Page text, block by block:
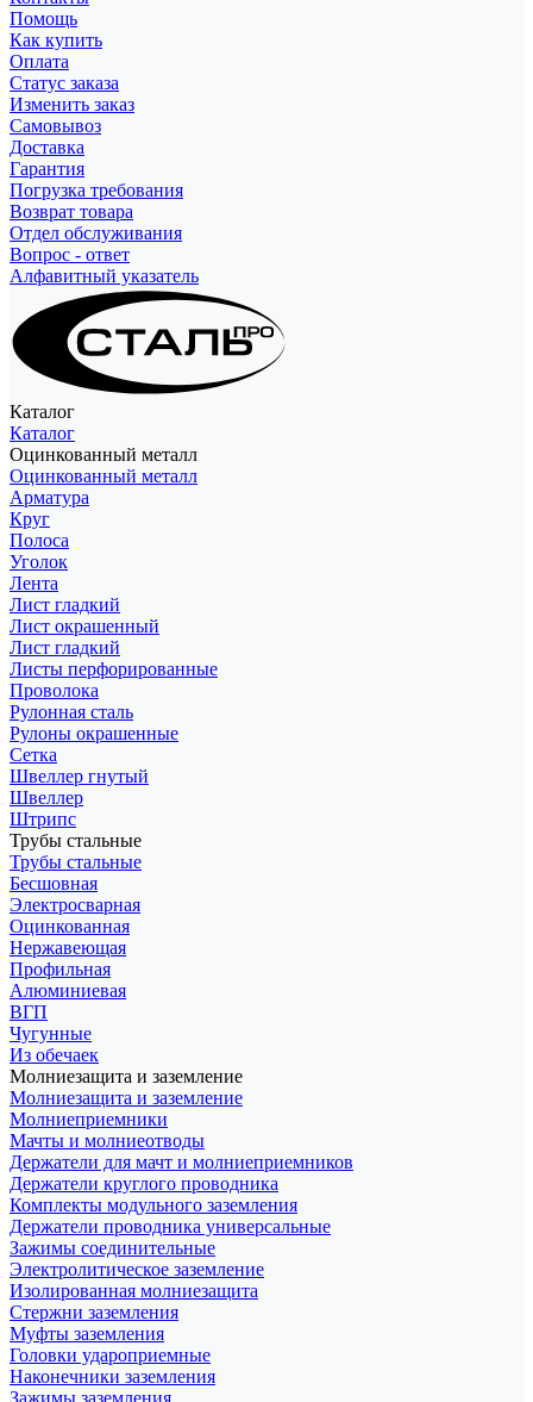
Помощь
Как купить
Оплата
Статус заказа
Изменить заказ
Самовывоз
Доставка
Гарантия
Погрузка требования
Возврат товара
Отдел обслуживания
Вопрос - ответ
Алфавитный указатель
Каталог
Каталог
Оцинкованный металл
Оцинкованный металл
Арматура
Круг
Полоса
Уголок
Лента
Лист гладкий
Лист окрашенный
Лист гладкий
Листы перфорированные
Проволока
Рулонная сталь
Рулоны окрашенные
Сетка
Швеллер гнутый
Швеллер
Штрипс
Трубы стальные
Трубы стальные
Бесшовная
Электросварная
Оцинкованная
Нержавеющая
Профильная
Алюминиевая
ВГП
Чугунные
Из обечаек
Молниезащита и заземление
Молниезащита и заземление
Молниеприемники
Мачты и молниеотводы
Держатели для мачт и молниеприемников
Держатели круглого проводника
Комплекты модульного заземления
Держатели проводника универсальные
Зажимы соединительные
Электролитическое заземление
Изолированная молниезащита
Стержни заземления
Муфты заземления
Головки удароприемные
Наконечники заземления
Зажимы заземления